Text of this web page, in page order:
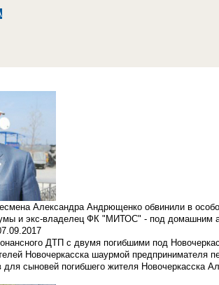
Александра Андрющенко обвинили в
и экс-владелец ФК "МИТОС" - под домашним
ДТП с двумя погибшими под
Новочеркасска шаурмой предпринимателя
для сыновей погибшего жителя Новочеркасска